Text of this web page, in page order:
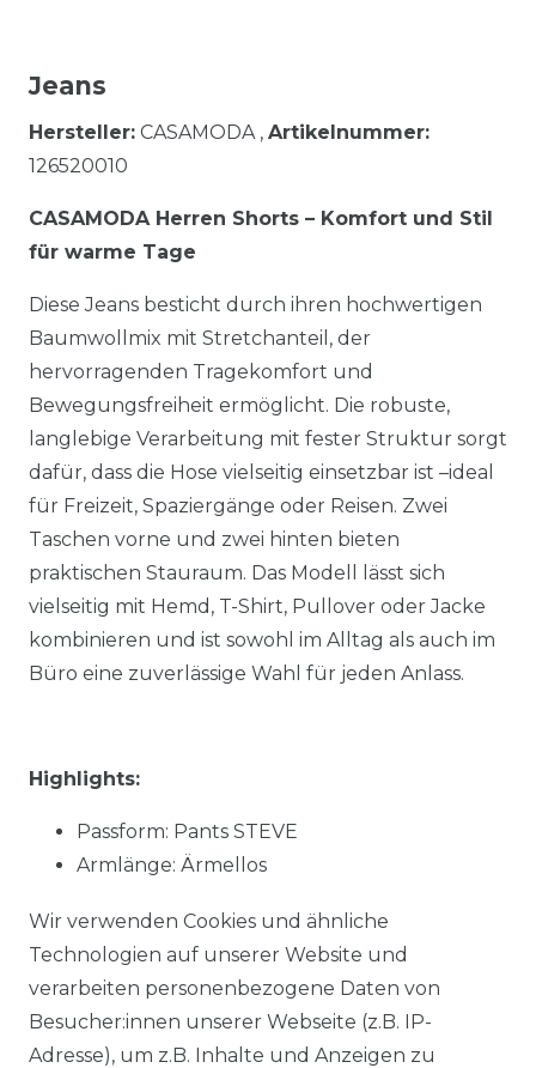
Jeans
Hersteller: CASAMODA , Artikelnummer:
126520010
CASAMODA Herren Shorts – Komfort und Stil
für warme Tage
Diese Jeans besticht durch ihren hochwertigen
Baumwollmix mit Stretchanteil, der
hervorragenden Tragekomfort und
Bewegungsfreiheit ermöglicht. Die robuste,
langlebige Verarbeitung mit fester Struktur sorgt
dafür, dass die Hose vielseitig einsetzbar ist –ideal
für Freizeit, Spaziergänge oder Reisen. Zwei
Taschen vorne und zwei hinten bieten
praktischen Stauraum. Das Modell lässt sich
vielseitig mit Hemd, T-Shirt, Pullover oder Jacke
kombinieren und ist sowohl im Alltag als auch im
Büro eine zuverlässige Wahl für jeden Anlass.
Highlights:
Passform: Pants STEVE
Armlänge: Ärmellos
Material: 93 % Baumwolle, 5 % Polyester, 2 %
Elasthan
Stoffart: gewebt
NOS: Ja
Wir verwenden Cookies und ähnliche
Technologien auf unserer Website und
verarbeiten personenbezogene Daten von
Besucher:innen unserer Webseite (z.B. IP-
Adresse), um z.B. Inhalte und Anzeigen zu